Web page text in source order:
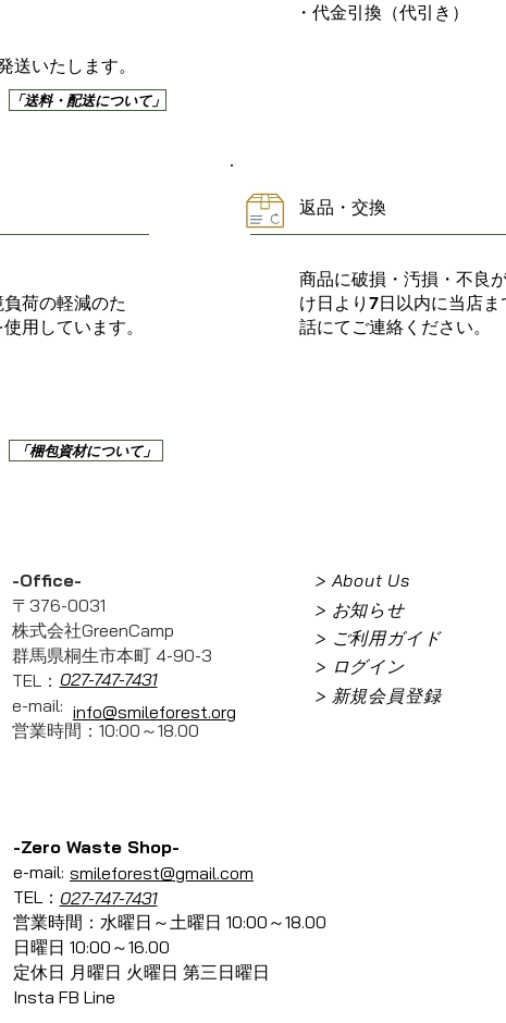
いたします。
「送料・配送について」
荷の軽減のた
用しています。
「梱包資材について」
・代金引換（代引き）
返品・交換
商品に破損・汚損・不良
け日より7日以内に当店
話にてご連絡ください。
-Office-
〒376-0031
株式会社GreenCamp
群馬県桐生市本町 4-90-3
TEL：
e-mail:
営業時間：10:00～18.00
027-747-7431
info@smileforest.org
> 新規会員登録
> ログイン
> ご利用ガイド
> お知らせ
> About Us
-Zero Waste Shop-
e-mail:
TEL：
営業時間：水曜日～土曜日 10:00～18.00
日曜日 10:00～16.00
定休日 月曜日 火曜日 第三日曜日
Insta FB Line
027-747-7431
smileforest@gmail.com